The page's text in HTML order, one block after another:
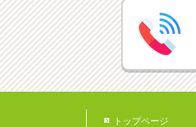
トップページ